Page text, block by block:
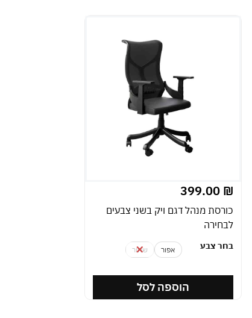
399.00 ₪
כורסת מנהל דגם ויק בשני צבעים
לבחירה
בחר צבע אפור שחור
הוספה לסל